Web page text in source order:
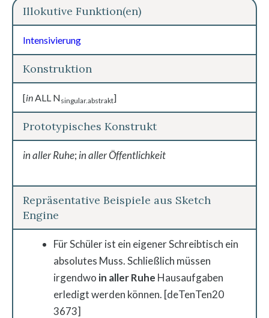
Illokutive Funktion(en)
Intensivierung
Konstruktion
[inALL Nsingular.abstrakt]
Prototypisches Konstrukt
in aller Ruhe; in aller Öffentlichkeit
Repräsentative Beispiele aus Sketch
Engine
Für Schüler ist ein eigener Schreibtisch ein
absolutes Muss.Schließlich müssen
irgendwo in aller Ruhe Hausaufgaben
erledigt werden können. [deTenTen20
3673]